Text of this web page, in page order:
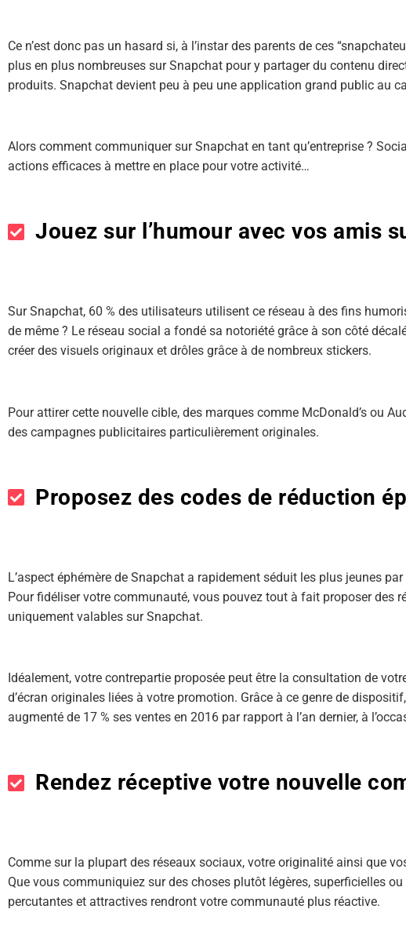
Ce n’est donc pas un hasard si, à l’instar des parents de ces
plus en plus nombreuses sur Snapchat pour y partager du contenu
produits. Snapchat devient peu à peu une application grand public au
Alors comment communiquer sur Snapchat en tant qu’entreprise ?
actions efficaces à mettre en place pour votre activité…
Jouez sur l’humour avec vos amis
Sur Snapchat, 60 % des utilisateurs utilisent ce réseau à des fins
de même ? Le réseau social a fondé sa notoriété grâce à son côté
créer des visuels originaux et drôles grâce à de nombreux stickers.
Pour attirer cette nouvelle cible, des marques comme McDonald’s ou
des campagnes publicitaires particulièrement originales.
Proposez des codes de réduction
L’aspect éphémère de Snapchat a rapidement séduit les plus jeunes
Pour fidéliser votre communauté, vous pouvez tout à fait proposer des
uniquement valables sur Snapchat.
Idéalement, votre contrepartie proposée peut être la consultation de
d’écran originales liées à votre promotion. Grâce à ce genre de
augmenté de 17 % ses ventes en 2016 par rapport à l’an dernier, à
Rendez réceptive votre nouvelle
Comme sur la plupart des réseaux sociaux, votre originalité ainsi que
Que vous communiquiez sur des choses plutôt légères, superficielles
percutantes et attractives rendront votre communauté plus réactive.